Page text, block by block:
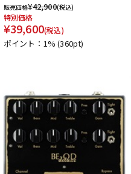
販売価格¥42,900(税込)
特別価格
¥39,600(税込)
ポイント：1%(360pt)